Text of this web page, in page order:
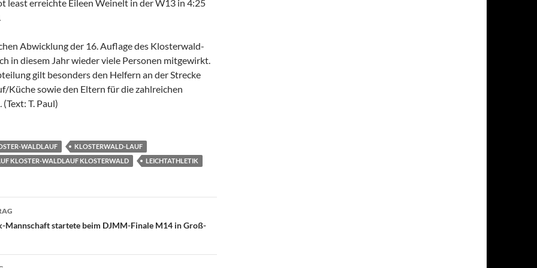
least erreichte Eileen Weinelt in der W13 in 4:25
Abwicklung der 16. Auflage des Klosterwald-
in diesem Jahr wieder viele Personen mitgewirkt.
gilt besonders den Helfern an der Strecke
Küche sowie den Eltern für die zahlreichen
T. Paul)
WALDLAUF
KLOSTERWALD-LAUF
KLOSTER-WALDLAUF KLOSTERWALD
LEICHTATHLETIK
Mannschaft startete beim DJMM-Finale M14 in Groß-